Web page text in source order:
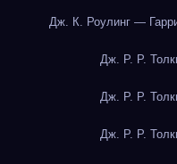
Дж. К. Роулинг —
Дж. Р. Р.
Дж. Р. Р.
Дж. Р. Р.